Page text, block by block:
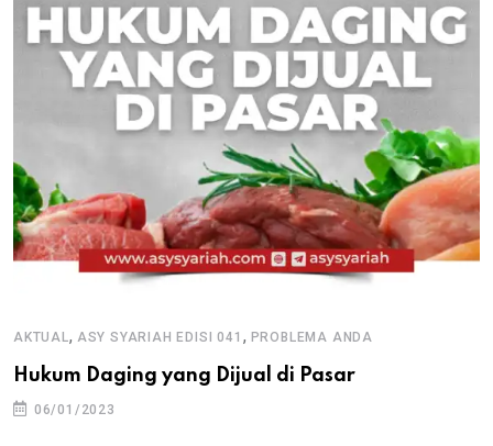
AKTUAL , ASY SYARIAH EDISI 041 , PROBLEMA ANDA
Hukum Daging yang Dijual di Pasar
06/01/2023